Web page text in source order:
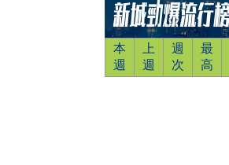
本
週
上
週
週
次
最
高